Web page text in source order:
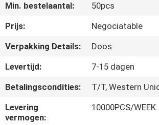
CONTACTEER
ONS
OM
EEN
Min. bestelaantal:
50pcs
Prijs:
Negociatable
Verpakking Details:
Doos
Levertijd:
7-15 dagen
Betalingscondities:
T/T, Western
Levering
vermogen:
10000PCS/WEEK